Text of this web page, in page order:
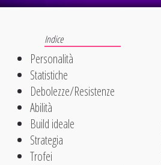
Personalità
Statistiche
Debolezze/Resistenze
Abilità
Build ideale
Strategia
Trofei